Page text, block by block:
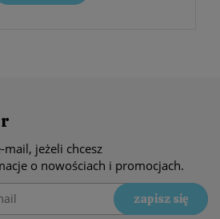
jeżeli chcesz
o nowościach i promocjach.
zapisz się